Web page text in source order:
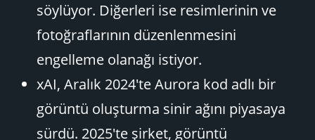
söylüyor. Diğerleri ise resimlerinin ve
fotoğraflarının düzenlenmesini
engelleme olanağı istiyor.
xAI, Aralık 2024'te Aurora kod adlı bir
görüntü oluşturma sinir ağını piyasaya
sürdü. 2025'te şirket, görüntü